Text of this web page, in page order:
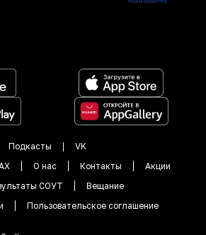
Подкасты
VK
О нас Контакты
Акции
СОУТ
Вещание
Пользовательское соглашение